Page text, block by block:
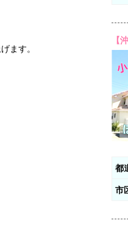
ます。
【
都
市